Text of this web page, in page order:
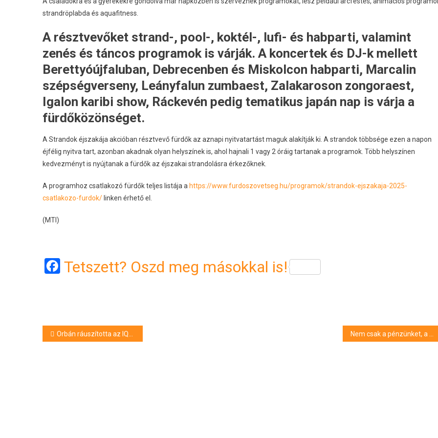
strandröplabda és aquafitness.
A résztvevőket strand-, pool-, koktél-, lufi- és habparti, valamint
zenés és táncos programok is várják. A koncertek és DJ-k mellett
Berettyóújfaluban, Debrecenben és Miskolcon habparti, Marcalin
szépségverseny, Leányfalun zumbaest, Zalakaroson zongoraest,
Igalon karibi show, Ráckevén pedig tematikus japán nap is várja a
fürdőközönséget.
A Strandok éjszakája akcióban résztvevő fürdők az aznapi nyitvatartást maguk alakítják ki. A strandok többsége ezen a napon
éjfélig nyitva tart, azonban akadnak olyan helyszínek is, ahol hajnali 1 vagy 2 óráig tartanak a programok. Több helyszínen
kedvezményt is nyújtanak a fürdők az éjszakai strandolásra érkezőknek.
A programhoz csatlakozó fürdők teljes listája a https://www.furdoszovetseg.hu/programok/strandok-ejszakaja-2025-
csatlakozo-furdok/ linken érhető el.
(MTI)
Facebook
Tetszett? Oszd meg másokkal is!
Bejegyzés
Orbán ráuszította az IQ-harcosait a más véleményen lévő történészre